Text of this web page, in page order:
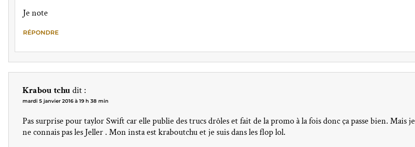
Je note
RÉPONDRE
Krabou tchu dit :
mardi 5 janvier 2016 à 19 h 38 min
Pas surprise pour taylor Swift car elle publie des trucs drôles et fait de la promo à la fois donc ça passe bien. Mais je
ne connais pas les Jeller . Mon insta est kraboutchu et je suis dans les flop lol.